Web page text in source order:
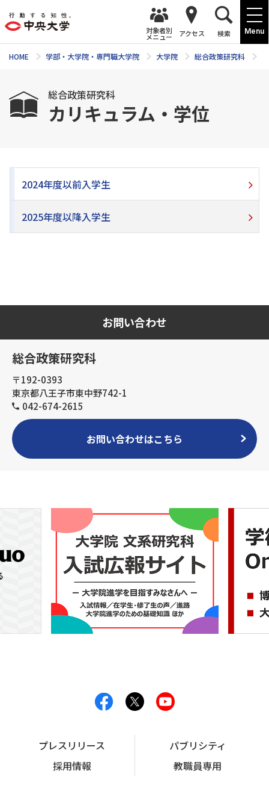
Menu
対象者別
メニュー アクセス 検索
HOME 学部・大学院・専門職大学院 大学院 総合政策研究科
総合政策研究科
カリキュラム・学位
2024年度以前入学生
2025年度以降入学生
お問い合わせ
総合政策研究科
〒192-0393
東京都八王子市東中野742-1
042-674-2615
お問い合わせはこちら
プレスリリース
パブリシティ
採用情報
教職員専用